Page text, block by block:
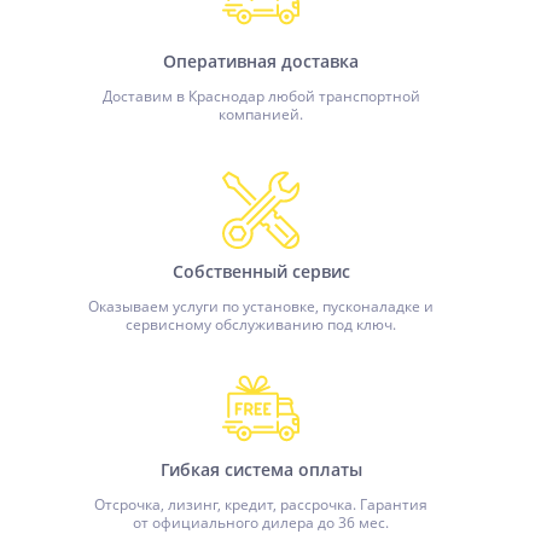
Оперативная доставка
Доставим в Краснодар любой транспортной
компанией.
Собственный сервис
Оказываем услуги по установке, пусконаладке и
сервисному обслуживанию под ключ.
Гибкая система оплаты
Отсрочка, лизинг, кредит, рассрочка. Гарантия
от официального дилера до 36 мес.